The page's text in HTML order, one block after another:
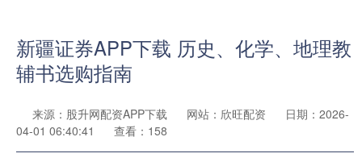
新疆证券APP下载 历史、化学、地理教
辅书选购指南
来源：股升网配资APP下载 网站：欣旺配资
日期：2026-
04-01 06:40:41
查看：158